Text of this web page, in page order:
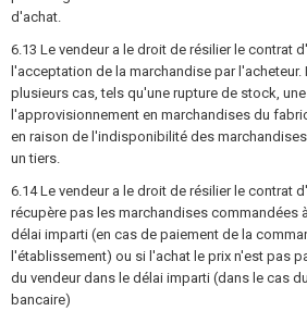
d'achat.
6.13 Le vendeur a le droit de résilier le contrat
l'acceptation de la marchandise par l'acheteur.
plusieurs cas, tels qu'une rupture de stock,
l'approvisionnement en marchandises du
en raison de l'indisponibilité des
un tiers.
6.14 Le vendeur a le droit de résilier le contrat
récupère pas les marchandises commandées
délai imparti (en cas de paiement de la
l'établissement) ou si l'achat le prix n'est pas
du vendeur dans le délai imparti (dans le cas
bancaire)